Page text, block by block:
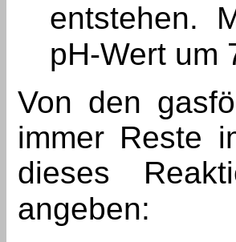
entstehen.
pH-Wert um
Von den
immer Reste
dieses
angeben: